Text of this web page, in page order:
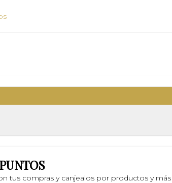
tus compras y canjealos por productos y más